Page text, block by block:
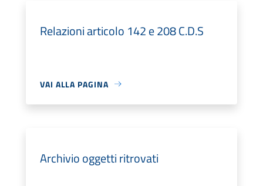
Relazioni articolo 142 e 208 C.D.S
VAI ALLA PAGINA
Archivio oggetti ritrovati